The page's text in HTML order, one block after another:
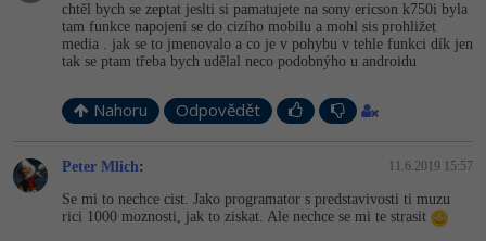
chtěl bych se zeptat jeslti si pamatujete na sony ericson k750i byla
tam funkce napojení se do cizího mobilu a mohl sis prohližet
media . jak se to jmenovalo a co je v pohybu v tehle funkci dík jen
tak se ptam třeba bych udělal neco podobnýho u androidu
Nahoru Odpovědět
Peter Mlich: 11.6.2019 15:57
Se mi to nechce cist. Jako programator s predstavivosti ti muzu
rici 1000 moznosti, jak to ziskat. Ale nechce se mi te strasit